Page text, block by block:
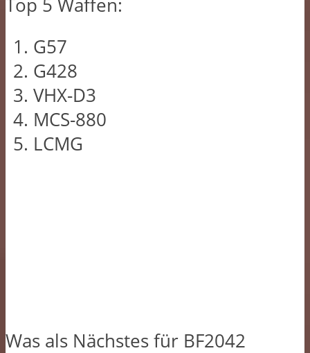
Top 5 Waffen:
G57
G428
VHX-D3
MCS-880
LCMG
Was als Nächstes für BF2042